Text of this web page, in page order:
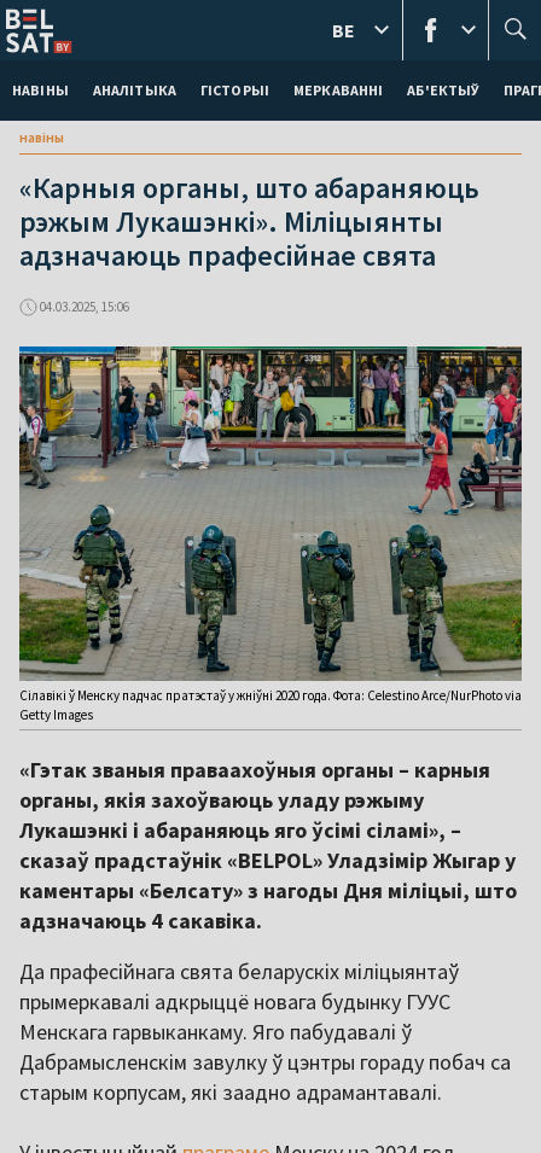
НАВІНЫ АНАЛІТЫКА ГІСТОРЫІ МЕРКАВАННI АБ'ЕКТЫЎ
BE
навіны
«Карныя органы, што абараняюць
рэжым Лукашэнкі». Міліцыянты
адзначаюць прафесійнае свята
04.03.2025, 15:06
Сілавікі ў Менску падчас пратэстаў у жніўні 2020 года. Фота: Celestino Arce/NurPhoto via
Getty Images
«Гэтак званыя праваахоўныя органы – карныя
органы, якія захоўваюць уладу рэжыму
Лукашэнкі і абараняюць яго ўсімі сіламі», –
сказаў прадстаўнік «BELPOL» Уладзімір Жыгар у
каментары «Белсату» з нагоды Дня міліцыі, што
адзначаюць 4 сакавіка.
Да прафесійнага свята беларускіх міліцыянтаў
прымеркавалі адкрыццё новага будынку ГУУС
Менскага гарвыканкаму. Яго пабудавалі ў
Дабрамысленскім завулку ў цэнтры гораду побач са
старым корпусам, які заадно адрамантавалі.